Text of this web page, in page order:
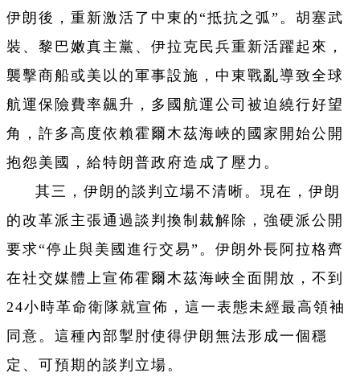
伊朗後，重新激活了中東的“抵抗之弧”。胡塞武
裝、黎巴嫩真主黨、伊拉克民兵重新活躍起來，
襲擊商船或美以的軍事設施，中東戰亂導致全球
航運保險費率飆升，多國航運公司被迫繞行好望
角，許多高度依賴霍爾木茲海峽的國家開始公開
抱怨美國，給特朗普政府造成了壓力。
其三，伊朗的談判立場不清晰。現在，伊朗
的改革派主張通過談判換制裁解除，強硬派公開
要求“停止與美國進行交易”。伊朗外長阿拉格齊
在社交媒體上宣佈霍爾木茲海峽全面開放，不到
24小時革命衛隊就宣佈，這一表態未經最高領袖
同意。這種內部掣肘使得伊朗無法形成一個穩
定、可預期的談判立場。